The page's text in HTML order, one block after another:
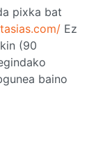
pixka bat
Ez
(90
baino